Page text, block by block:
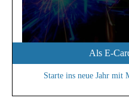
Als E-
Starte ins neue Jahr mit